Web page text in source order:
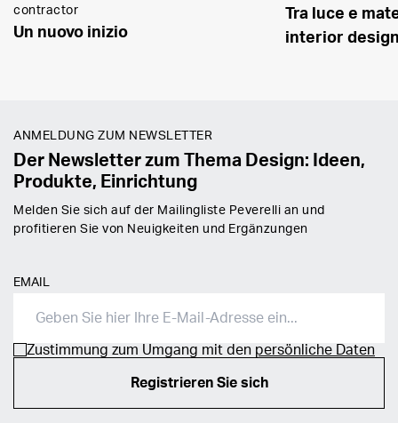
contractor
Un nuovo inizio
Tra luce e
interior
ANMELDUNG ZUM NEWSLETTER
Der Newsletter zum Thema Design: Ideen,
Produkte, Einrichtung
Melden Sie sich auf der Mailingliste Peverelli an und
profitieren Sie von Neuigkeiten und Ergänzungen
EMAIL
Zustimmung zum Umgang mit den persönliche Daten
Registrieren Sie sich